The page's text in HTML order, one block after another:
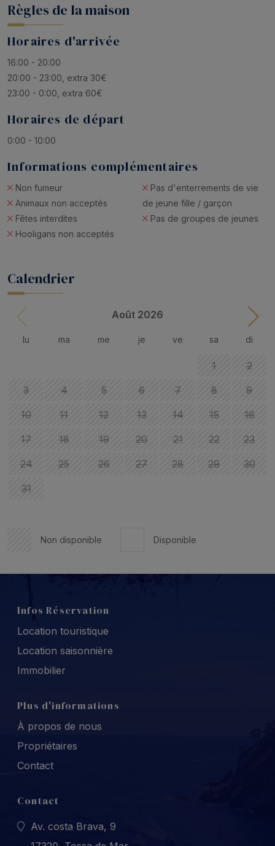
Règles de la maison
Horaires d'arrivée
16:00 - 20:00
20:00 - 23:00, extra 30€
23:00 - 0:00, extra 60€
Horaires de départ
0:00 - 10:00
Informations complémentaires
Non fumeur
Animaux non acceptés
Fêtes interdites
Hooligans non acceptés
de jeune fille / garçon
Pas de groupes de jeunes
Calendrier
Août 2026
lu ma me je ve sa di
1
2
3
4 5 6 7 8
9
10
11 12 13 14 15
16
17
18 19 20 21 22
23
24
25 26 27 28 29
30
31
Non disponible Disponible
Infos Réservation
Location touristique
Location saisonnière
Immobilier
Plus d'informations
À propos de nous
Propriétaires
Contact
Contact
Av. costa Brava, 9